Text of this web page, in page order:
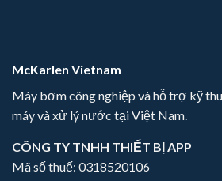
McKarlen Vietnam
Máy bơm công nghiệp và hỗ trợ kỹ
máy và xử lý nước tại Việt Nam.
CÔNG TY TNHH THIẾT BỊ APP
Mã số thuế: 0318520106